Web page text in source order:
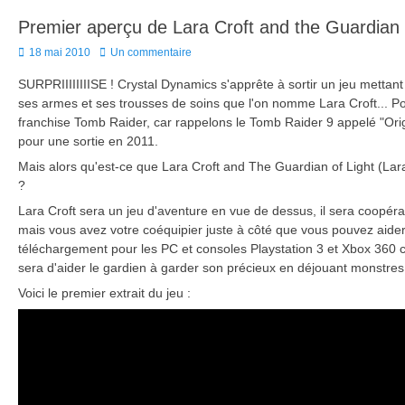
Premier aperçu de Lara Croft and the Guardian
Posted
18 mai 2010 Un commentaire
SURPRIIIIIIIISE ! Crystal Dynamics s'apprête à sortir un jeu
ses armes et ses trousses de soins que l'on nomme Lara Croft...
franchise Tomb Raider, car rappelons le Tomb Raider 9 appelé
pour une sortie en 2011.
Mais alors qu'est-ce que Lara Croft and The Guardian of Light
?
Lara Croft sera un jeu d'aventure en vue de dessus, il sera
mais vous avez votre coéquipier juste à côté que vous pouvez
téléchargement pour les PC et consoles Playstation 3 et Xbox
sera d'aider le gardien à garder son précieux en déjouant
Voici le premier extrait du jeu :